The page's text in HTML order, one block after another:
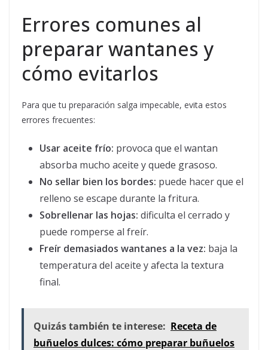
Errores comunes al
preparar wantanes y
cómo evitarlos
Para que tu preparación salga impecable, evita estos
errores frecuentes:
Usar aceite frío: provoca que el wantan
absorba mucho aceite y quede grasoso.
No sellar bien los bordes: puede hacer que el
relleno se escape durante la fritura.
Sobrellenar las hojas: dificulta el cerrado y
puede romperse al freír.
Freír demasiados wantanes a la vez: baja la
temperatura del aceite y afecta la textura
final.
Quizás también te interese: Receta de
buñuelos dulces: cómo preparar buñuelos